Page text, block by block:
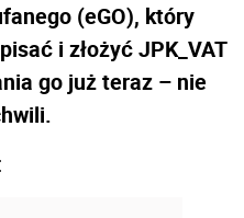
(eGO), który
i złożyć JPK_VAT
go już teraz – nie